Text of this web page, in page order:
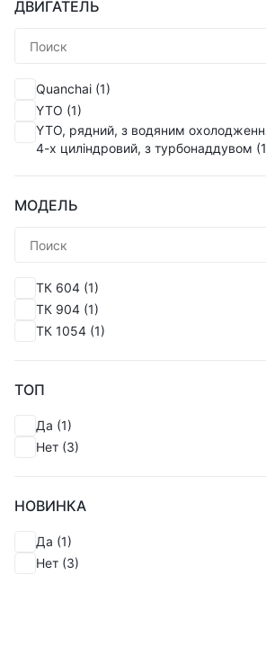
ДВИГАТЕЛЬ
Quanchai (1)
YTO (1)
YTO, рядний, з водяним
4-х циліндровий, з турбонаддувом
МОДЕЛЬ
ТК 604 (1)
ТК 904 (1)
ТК 1054 (1)
ТОП
Да (1)
Нет (3)
НОВИНКА
Да (1)
Нет (3)